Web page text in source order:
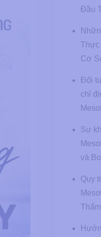
Đầu
Thực
Cơ
Đối
chỉ
Sự
và
Quy